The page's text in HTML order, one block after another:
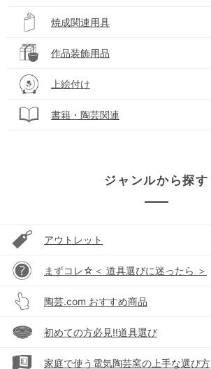
焼成関連用具
作品装飾用品
上絵付け
書籍・陶芸関連
ジャンルから探す
アウトレット
まずコレ☆＜ 道具選びに迷ったら ＞
陶芸.com おすすめ商品
初めての方必見!!道具選び
家庭で使う電気陶芸窯の上手な選び方